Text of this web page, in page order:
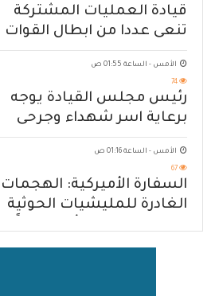
قيادة العمليات المشتركة
تنعى عددا من ابطال القوات
المسلحة
الأمس - الساعة 01:55 ص
74
رئيس مجلس القيادة يوجه
برعاية اسر شهداء وجرحى
الهجوم الإرهابي الحوثي والرد
الحازم على مصدر التهديد
الأمس - الساعة 01:16 ص
67
السفارة الأميركية: الهجمات
الغادرة للمليشيات الحوثية
بحق الشعب اليمني